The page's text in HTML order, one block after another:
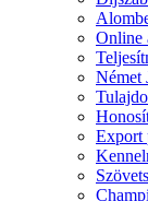
Online
Német
Export